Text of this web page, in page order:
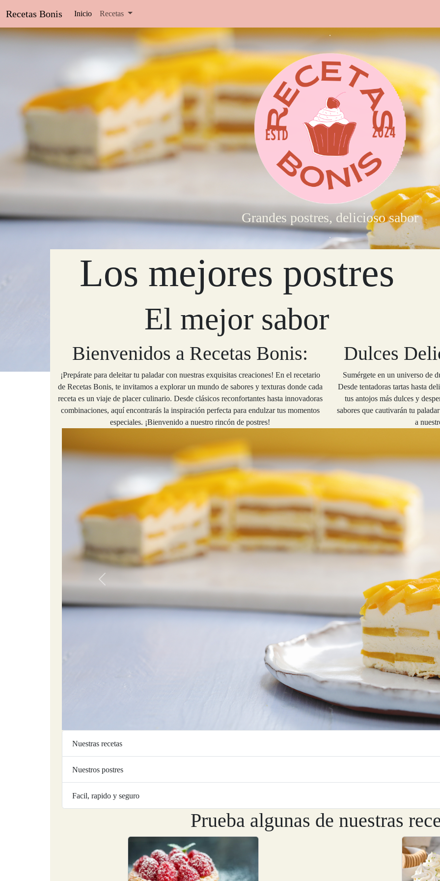
Recetas Bonis Inicio Recetas
.
Grandes postres, delicioso sabor
.
Los mejores postres
El mejor sabor
Bienvenidos a Recetas Bonis:
¡Prepárate para deleitar tu paladar con nuestras exquisitas creaciones! En el recetario
de Recetas Bonis, te invitamos a explorar un mundo de sabores y texturas donde cada
receta es un viaje de placer culinario. Desde clásicos reconfortantes hasta innovadoras
combinaciones, aquí encontrarás la inspiración perfecta para endulzar tus momentos
especiales. ¡Bienvenido a nuestro rincón de postres!
Dulces
Sumérgete en un universo de
Desde tentadoras tartas hasta
tus antojos más dulces y
sabores que cautivarán tu
a
Previous
Nuestras recetas
Nuestros postres
Facil, rapido y seguro
Prueba algunas de nuestras